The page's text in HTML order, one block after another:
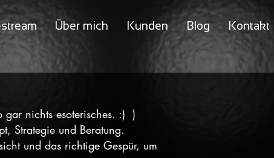
Über mich Kunden Blog Kontakt
gar nichts esoterisches. :) )
Strategie und Beratung.
und das richtige Gespür, um